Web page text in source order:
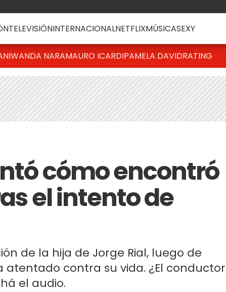
TELEVISIÓNINTERNACIONALNETFLIXMÚSICASEXY
WANDA NARAMAURO ICARDIPAMELA DAVIDRATING
cómo encontró
el intento de
de la hija de Jorge Rial, luego de
contra su vida. ¿El conductor
el audio.